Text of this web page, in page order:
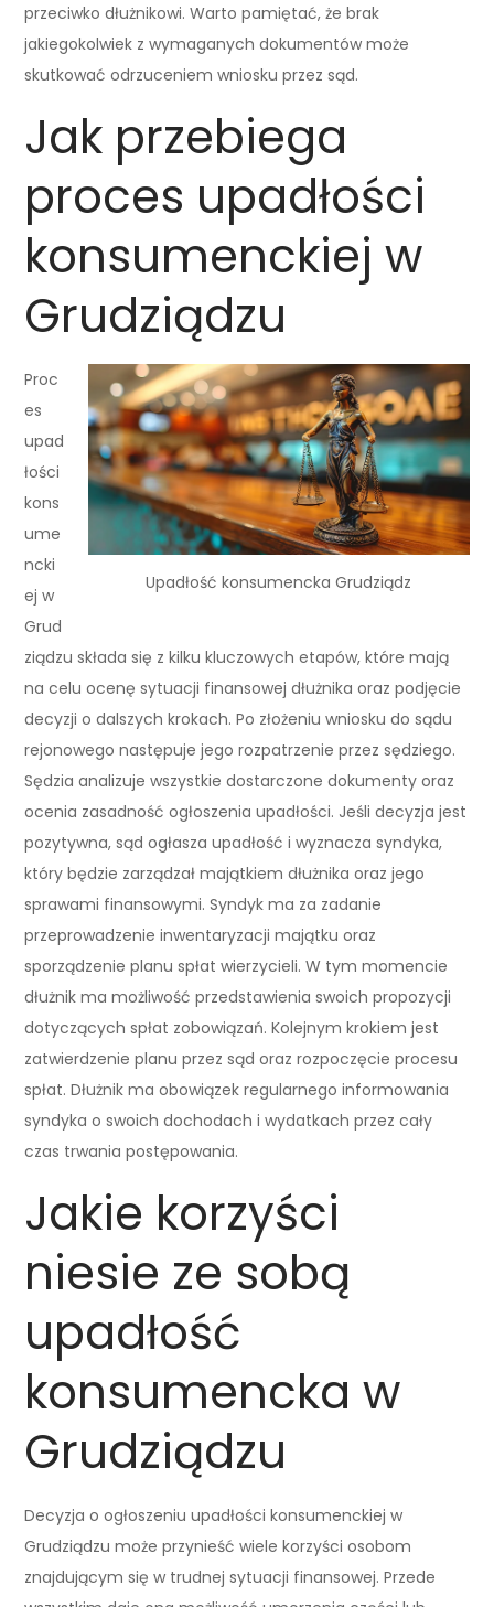
przeciwko dłużnikowi. Warto pamiętać, że brak
jakiegokolwiek z wymaganych dokumentów może
skutkować odrzuceniem wniosku przez sąd.
Jak przebiega
proces upadłości
konsumenckiej w
Grudziądzu
Upadłość konsumencka Grudziądz
Proc
es
upad
łości
kons
ume
ncki
ej w
Grud
ziądzu składa się z kilku kluczowych etapów, które mają
na celu ocenę sytuacji finansowej dłużnika oraz podjęcie
decyzji o dalszych krokach. Po złożeniu wniosku do sądu
rejonowego następuje jego rozpatrzenie przez sędziego.
Sędzia analizuje wszystkie dostarczone dokumenty oraz
ocenia zasadność ogłoszenia upadłości. Jeśli decyzja jest
pozytywna, sąd ogłasza upadłość i wyznacza syndyka,
który będzie zarządzał majątkiem dłużnika oraz jego
sprawami finansowymi. Syndyk ma za zadanie
przeprowadzenie inwentaryzacji majątku oraz
sporządzenie planu spłat wierzycieli. W tym momencie
dłużnik ma możliwość przedstawienia swoich propozycji
dotyczących spłat zobowiązań. Kolejnym krokiem jest
zatwierdzenie planu przez sąd oraz rozpoczęcie procesu
spłat. Dłużnik ma obowiązek regularnego informowania
syndyka o swoich dochodach i wydatkach przez cały
czas trwania postępowania.
Jakie korzyści
niesie ze sobą
upadłość
konsumencka w
Grudziądzu
Decyzja o ogłoszeniu upadłości konsumenckiej w
Grudziądzu może przynieść wiele korzyści osobom
znajdującym się w trudnej sytuacji finansowej. Przede